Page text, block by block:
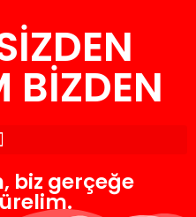
BİZDEN
biz gerçeğe